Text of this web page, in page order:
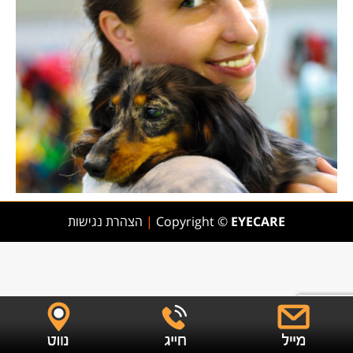
Copyright © EYECARE
| הצהרת נגישות